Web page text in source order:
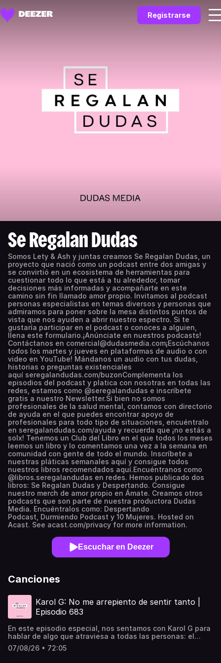
Registrarse
Se Regalan Dudas
Somos Lety & Ash y juntas creamos Se Regalan Dudas, un
proyecto que nació como un podcast entre dos amigas y
se convirtió en un ecosistema de herramientas para
cuestionar todo lo que está a tu alrededor, tomar
decisiones más informadas y acompañarte en este
camino sin fin llamado amor propio. Invitamos al podcast
personas especialistas en temas diversos y personas que
admiramos para poner sobre la mesa distintos puntos de
vista que nos ayuden a abrir nuestro espectro. Si te
gustaría participar en el podcast o conoces a alguien,
llena este formulario.¡Anúnciate en nuestros podcasts!
Contáctanos en comercial@dudasmedia.com¡Escúchanos
todos los martes y jueves en plataformas de audio o con
video en YouTube! Mándanos un audio con tus dudas,
historias o preguntas existenciales
aquí seregalandudas.com/buzonComplementa los
episodios del podcast y platica con nosotras en todas las
redes, estamos como @seregalandudas e inscríbete
gratis a nuestro Newsletter.Si bien no somos
profesionales de la salud mental, contamos con directorio
de ayuda en el que puedes encontrar apoyo de
profesionales para todo tipo de situaciones, encuéntralo
en seregalandudas.com/ayuda y recuerda que ¡no estás a
solx! Tenemos un Club del Libro en el que todos los meses
leemos un libro y lo comentamos una vez a la semana en
comunidad con gente de todo el mundo. Inscríbete a
nuestras pláticas semanales aquí y consigue todos
nuestros libros recomendados aquí.Encuéntranos como
@libros.seregalandudas en redes. Hemos publicado dos
libros: Se Regalan Dudas y Despertando. Consigue
nuestro merch de amor propio en Ámate. Creamos otros
podcasts que son parte de nuestra productora Dudas
Media. Encuéntralos como: Despertando
Podcast, Durmiendo Podcast y 10 Mujeres. Hosted on
Acast. See acast.com/privacy for more information.
Escuchar en Deezer
Canciones
Karol G: No me arrepiento de sentir tanto |
Episodio 683
En este episodio especial, nos sentamos con Karol G para
hablar de algo que atraviesa a todas las personas: el
miedo a abrir el corazón después de haber vivido tanto. A
partir del lanzamiento de su nuevo álbum No Me
07/08/26 • 72:05